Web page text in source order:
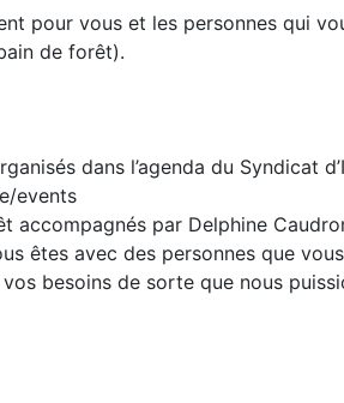
pour vous et les personnes qui
de forêt).
dans l’agenda du Syndicat
events
accompagnés par Delphine
êtes avec des personnes que
besoins de sorte que nous